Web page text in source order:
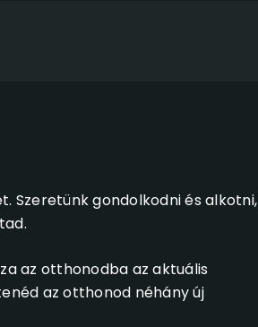
Szeretünk gondolkodni és alkotni,
az otthonodba az aktuális
az otthonod néhány új